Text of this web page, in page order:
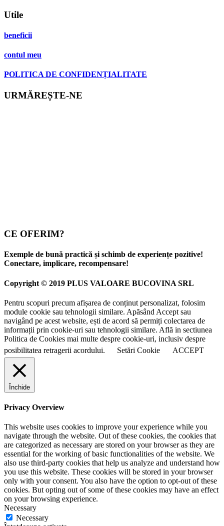
Utile
beneficii
contul meu
POLITICA DE CONFIDENȚIALITATE
URMĂREȘTE-NE
CE OFERIM?
Exemple de bună practică și schimb de experiențe pozitive!
Conectare, implicare, recompensare!
Copyright © 2019 PLUS VALOARE BUCOVINA SRL
Pentru scopuri precum afișarea de conținut personalizat, folosim
module cookie sau tehnologii similare. Apăsând Accept sau
navigând pe acest website, ești de acord să permiți colectarea de
informații prin cookie-uri sau tehnologii similare. Află in sectiunea
Politica de Cookies mai multe despre cookie-uri, inclusiv despre
posibilitatea retragerii acordului.
Setări Cookie ACCEPT
Închide
Privacy Overview
This website uses cookies to improve your experience while you
navigate through the website. Out of these cookies, the cookies that
are categorized as necessary are stored on your browser as they are
essential for the working of basic functionalities of the website. We
also use third-party cookies that help us analyze and understand how
you use this website. These cookies will be stored in your browser
only with your consent. You also have the option to opt-out of these
cookies. But opting out of some of these cookies may have an effect
on your browsing experience.
Necessary
Necessary